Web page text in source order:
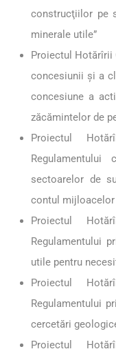
construcţiilor pe
minerale utile”
Proiectul Hotărîrii
concesiunii şi a
concesiune a
zăcămintelor de
Proiectul
sectoarelor de
contul
Proiectul
Regulamentului
utile pentru
Proiectul
Regulamentului
cercetări
Proiectul